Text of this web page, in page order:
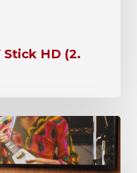
Stick HD (2.